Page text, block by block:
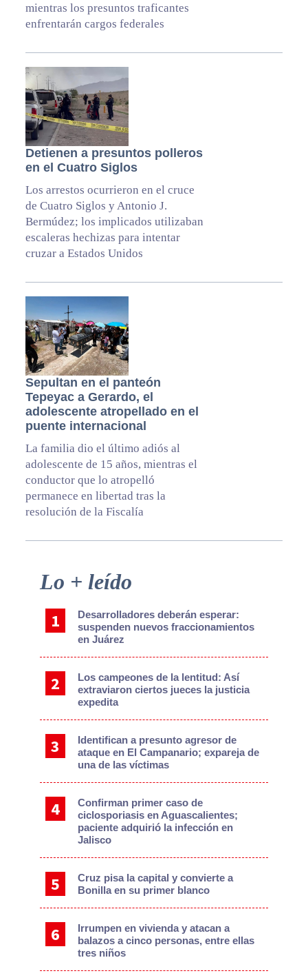
mientras los presuntos traficantes
enfrentarán cargos federales
Detienen a presuntos polleros
en el Cuatro Siglos
Los arrestos ocurrieron en el cruce
de Cuatro Siglos y Antonio J.
Bermúdez; los implicados utilizaban
escaleras hechizas para intentar
cruzar a Estados Unidos
Sepultan en el panteón
Tepeyac a Gerardo, el
adolescente atropellado en el
puente internacional
La familia dio el último adiós al
adolescente de 15 años, mientras el
conductor que lo atropelló
permanece en libertad tras la
resolución de la Fiscalía
Primary
Lo + leído
Desarrolladores deberán esperar:
suspenden nuevos fraccionamientos
en Juárez
Los campeones de la lentitud: Así
extraviaron ciertos jueces la justicia
expedita
Identifican a presunto agresor de
ataque en El Campanario; expareja de
una de las víctimas
Confirman primer caso de
ciclosporiasis en Aguascalientes;
paciente adquirió la infección en
Jalisco
Cruz pisa la capital y convierte a
Bonilla en su primer blanco
Irrumpen en vivienda y atacan a
balazos a cinco personas, entre ellas
tres niños